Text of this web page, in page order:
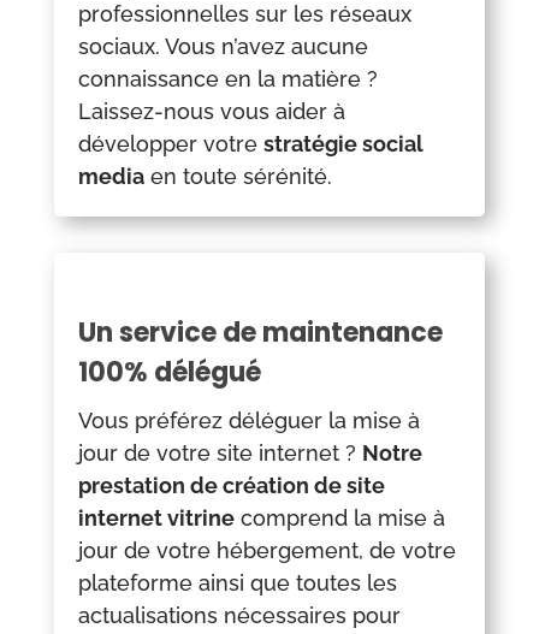
professionnelles sur les réseaux
sociaux. Vous n’avez aucune
connaissance en la matière ?
Laissez-nous vous aider à
développer votre stratégie social
mediaen toute sérénité.
Un service de maintenance
100% délégué
Vous préférez déléguer la mise à
jour de votre site internet ? Notre
prestation de création de site
internet vitrinecomprend la mise à
jour de votre hébergement, de votre
plateforme ainsi que toutes les
actualisations nécessaires pour